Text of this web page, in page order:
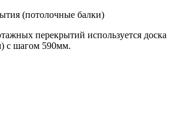
(потолочные балки)
перекрытий используется доска
с шагом 590мм.